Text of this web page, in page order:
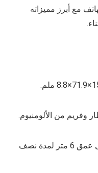
مع أبرز مميزاته
وفريم من الألومنيوم.
مقاوم للماء والغبار بشهادة IP68 حتى عمق 6 متر لمدة نصف